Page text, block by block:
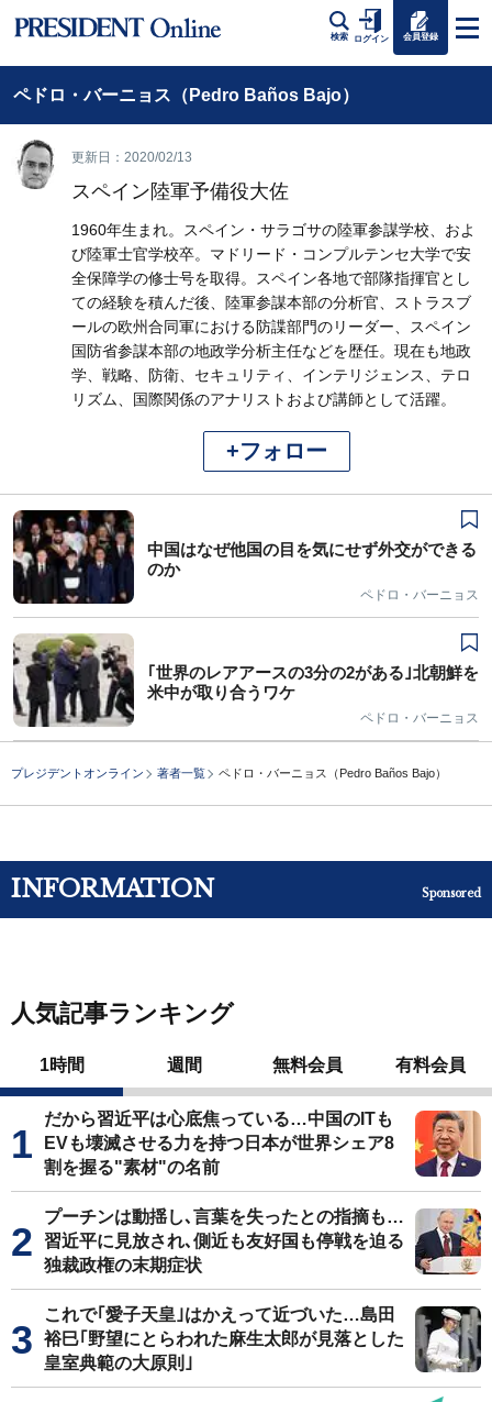
検索 ログイン 会員登録
ペドロ・バーニョス（Pedro Baños Bajo）
更新日：2020/02/13
スペイン陸軍予備役大佐
1960年生まれ。スペイン・サラゴサの陸軍参謀学校、およ
び陸軍士官学校卒。マドリード・コンプルテンセ大学で安
全保障学の修士号を取得。スペイン各地で部隊指揮官とし
ての経験を積んだ後、陸軍参謀本部の分析官、ストラスブ
ールの欧州合同軍における防諜部門のリーダー、スペイン
国防省参謀本部の地政学分析主任などを歴任。現在も地政
学、戦略、防衛、セキュリティ、インテリジェンス、テロ
リズム、国際関係のアナリストおよび講師として活躍。
+フォロー
中国はなぜ他国の目を気にせず外交ができる
のか
ペドロ・バーニョス
｢世界のレアアースの3分の2がある｣北朝鮮を
米中が取り合うワケ
ペドロ・バーニョス
プレジデントオンライン 著者一覧 ペドロ・バーニョス（Pedro Baños Bajo）
INFORMATION Sponsored
人気記事ランキング
1時間 週間 無料会員 有料会員
だから習近平は心底焦っている…中国のITも
EVも壊滅させる力を持つ日本が世界シェア8
割を握る"素材"の名前
プーチンは動揺し､言葉を失ったとの指摘も…
習近平に見放され､側近も友好国も停戦を迫る
独裁政権の末期症状
これで｢愛子天皇｣はかえって近づいた…島田
裕巳｢野望にとらわれた麻生太郎が見落とした
皇室典範の大原則｣